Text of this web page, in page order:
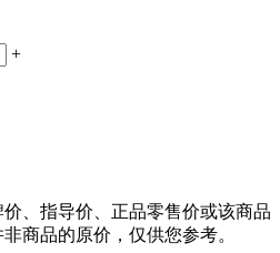
+
、指导价、正品零售价或该商品
商品的原价，仅供您参考。